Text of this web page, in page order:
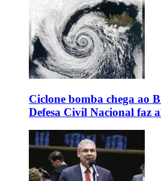
Ciclone bomba chega ao
Defesa Civil Nacional faz